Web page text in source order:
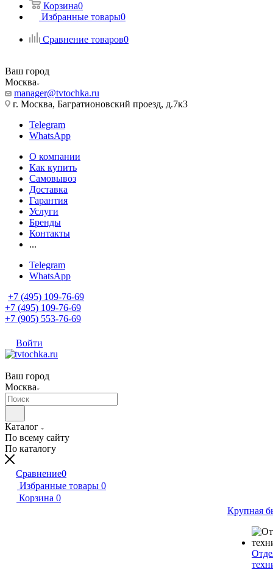
Корзина0
Избранные товары0
Сравнение товаров0
Ваш город
Москва
manager@tvtochka.ru
г. Москва, Багратионовский проезд, д.7к3
Telegram
WhatsApp
О компании
Как купить
Самовывоз
Доставка
Гарантия
Услуги
Бренды
Контакты
...
Telegram
WhatsApp
+7 (495) 109-76-69
+7 (495) 109-76-69
+7 (905) 553-76-69
Войти
Ваш город
Москва
Каталог
По всему сайту
По каталогу
Сравнение0
Избранные товары 0
Корзина 0
Крупная